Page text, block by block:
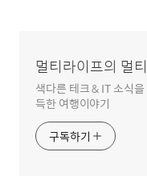
멀티라이프의 멀
색다른 테크 & IT 소식
득한 여행이야기
구독하기